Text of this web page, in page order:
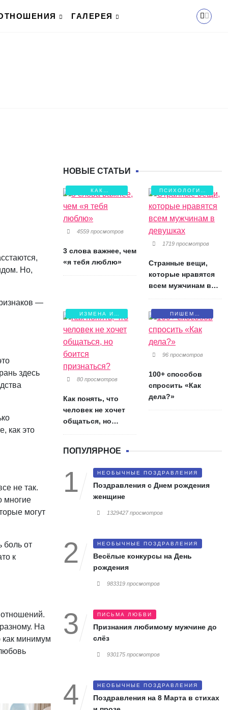
ГАЛЕРЕЯ
Но,
—
здесь
как это
не так.
многие
могут
боль от
к
отношений.
На
как минимум
НОВЫЕ СТАТЬИ
КАК
СОХРАНИТЬ
ЛЮБОВЬ?
4559 просмотров
3 слова важнее, чем
«я тебя люблю»
ПСИХОЛОГИЯ
ЛЮБВИ
1719 просмотров
Странные вещи,
которые нравятся
всем мужчинам в
ИЗМЕНА И
БОЛЬ
80 просмотров
Как понять, что
человек не хочет
общаться, но
ПИШЕМ
ПИСЬМА
96 просмотров
100+ способов
спросить «Как
дела?»
ПОПУЛЯРНОЕ
НЕОБЫЧНЫЕ ПОЗДРАВЛЕНИЯ
Поздравления с Днем рождения
женщине
1329427 просмотров
НЕОБЫЧНЫЕ ПОЗДРАВЛЕНИЯ
Весёлые конкурсы на День
рождения
983319 просмотров
ПИСЬМА ЛЮБВИ
Признания любимому мужчине до
слёз
930175 просмотров
НЕОБЫЧНЫЕ ПОЗДРАВЛЕНИЯ
Поздравления на 8 Марта в стихах